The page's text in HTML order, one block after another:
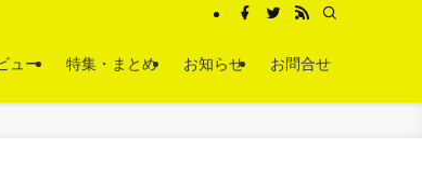
ュー 特集・まとめ お知らせ お問合せ